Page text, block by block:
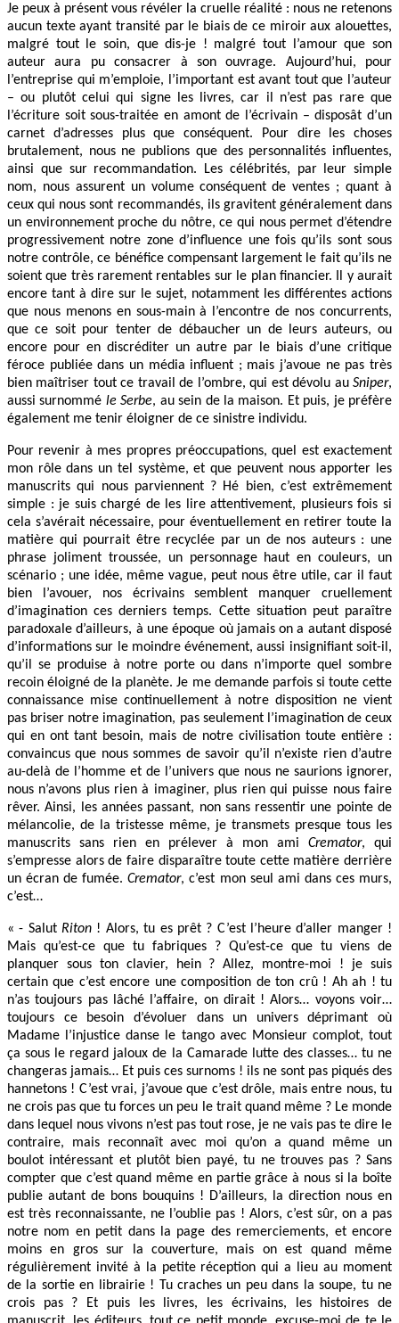
Je peux à présent vous révéler la cruelle réalité : nous ne retenons
aucun texte ayant transité par le biais de ce miroir aux alouettes,
malgré tout le soin, que dis-je ! malgré tout l’amour que son
auteur aura pu consacrer à son ouvrage. Aujourd’hui, pour
l’entreprise qui m’emploie, l’important est avant tout que l’auteur
– ou plutôt celui qui signe les livres, car il n’est pas rare que
l’écriture soit sous-traitée en amont de l’écrivain – disposât d’un
carnet d’adresses plus que conséquent. Pour dire les choses
brutalement, nous ne publions que des personnalités influentes,
ainsi que sur recommandation. Les célébrités, par leur simple
nom, nous assurent un volume conséquent de ventes ; quant à
ceux qui nous sont recommandés, ils gravitent généralement dans
un environnement proche du nôtre, ce qui nous permet d’étendre
progressivement notre zone d’influence une fois qu’ils sont sous
notre contrôle, ce bénéfice compensant largement le fait qu’ils ne
soient que très rarement rentables sur le plan financier. Il y aurait
encore tant à dire sur le sujet, notamment les différentes actions
que nous menons en sous-main à l’encontre de nos concurrents,
que ce soit pour tenter de débaucher un de leurs auteurs, ou
encore pour en discréditer un autre par le biais d’une critique
féroce publiée dans un média influent ; mais j’avoue ne pas très
bien maîtriser tout ce travail de l’ombre, qui est dévolu au Sniper,
aussi surnommé le Serbe, au sein de la maison. Et puis, je préfère
également me tenir éloigner de ce sinistre individu.
Pour revenir à mes propres préoccupations, quel est exactement
mon rôle dans un tel système, et que peuvent nous apporter les
manuscrits qui nous parviennent ? Hé bien, c’est extrêmement
simple : je suis chargé de les lire attentivement, plusieurs fois si
cela s’avérait nécessaire, pour éventuellement en retirer toute la
matière qui pourrait être recyclée par un de nos auteurs : une
phrase joliment troussée, un personnage haut en couleurs, un
scénario ; une idée, même vague, peut nous être utile, car il faut
bien l’avouer, nos écrivains semblent manquer cruellement
d’imagination ces derniers temps. Cette situation peut paraître
paradoxale d’ailleurs, à une époque où jamais on a autant disposé
d’informations sur le moindre événement, aussi insignifiant soit-il,
qu’il se produise à notre porte ou dans n’importe quel sombre
recoin éloigné de la planète. Je me demande parfois si toute cette
connaissance mise continuellement à notre disposition ne vient
pas briser notre imagination, pas seulement l’imagination de ceux
qui en ont tant besoin, mais de notre civilisation toute entière :
convaincus que nous sommes de savoir qu’il n’existe rien d’autre
au-delà de l’homme et de l’univers que nous ne saurions ignorer,
nous n’avons plus rien à imaginer, plus rien qui puisse nous faire
rêver. Ainsi, les années passant, non sans ressentir une pointe de
mélancolie, de la tristesse même, je transmets presque tous les
manuscrits sans rien en prélever à mon ami Cremator, qui
s’empresse alors de faire disparaître toute cette matière derrière
un écran de fumée.Cremator, c’est mon seul ami dans ces murs,
c’est…
« - SalutRiton ! Alors, tu es prêt ? C’est l’heure d’aller manger !
Mais qu’est-ce que tu fabriques ? Qu’est-ce que tu viens de
planquer sous ton clavier, hein ? Allez, montre-moi ! je suis
certain que c’est encore une composition de ton crû ! Ah ah ! tu
n’as toujours pas lâché l’affaire, on dirait ! Alors… voyons voir…
toujours ce besoin d’évoluer dans un univers déprimant où
Madame l’injustice danse le tango avec Monsieur complot, tout
ça sous le regard jaloux de la Camarade lutte des classes… tu ne
changeras jamais… Et puis ces surnoms ! ils ne sont pas piqués des
hannetons ! C’est vrai, j’avoue que c’est drôle, mais entre nous, tu
ne crois pas que tu forces un peu le trait quand même ? Le monde
dans lequel nous vivons n’est pas tout rose, je ne vais pas te dire le
contraire, mais reconnaît avec moi qu’on a quand même un
boulot intéressant et plutôt bien payé, tu ne trouves pas ? Sans
compter que c’est quand même en partie grâce à nous si la boîte
publie autant de bons bouquins ! D’ailleurs, la direction nous en
est très reconnaissante, ne l’oublie pas ! Alors, c’est sûr, on a pas
notre nom en petit dans la page des remerciements, et encore
moins en gros sur la couverture, mais on est quand même
régulièrement invité à la petite réception qui a lieu au moment
de la sortie en librairie ! Tu craches un peu dans la soupe, tu ne
crois pas ? Et puis les livres, les écrivains, les histoires de